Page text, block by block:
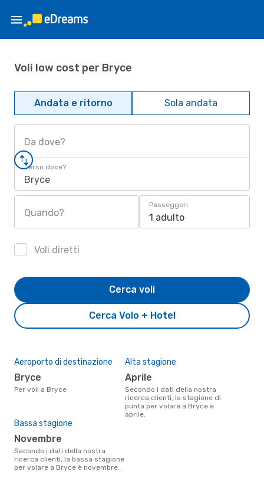
Voli low cost per Bryce
Andata e ritorno Sola andata
Da dove?
Verso dove?
Bryce
Quando?
Passeggeri
1 adulto
Voli diretti
Cerca Volo + Hotel
Cerca voli
Aeroporto di destinazione
Bryce
Per voli a Bryce
Alta stagione
aprile
Secondo i dati della nostra
ricerca clienti, la stagione di
punta per volare a Bryce è
aprile.
Bassa stagione
novembre
Secondo i dati della nostra
ricerca clienti, la bassa stagione
per volare a Bryce è novembre.